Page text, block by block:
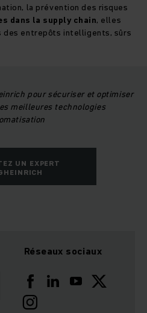
la prévention des risques
dans la supply chain, elles
des entrepôts intelligents, sûrs
pour sécuriser et optimiser
meilleures technologies
UN EXPERT
Réseaux sociaux